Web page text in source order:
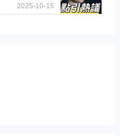
2025-10-15